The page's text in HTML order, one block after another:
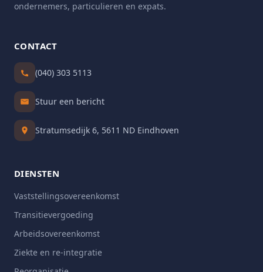
ondernemers, particulieren en expats.
CONTACT
(040) 303 5113
Stuur een bericht
Stratumsedijk 6, 5611 ND Eindhoven
DIENSTEN
Vaststellingsovereenkomst
Transitievergoeding
Arbeidsovereenkomst
Ziekte en re-integratie